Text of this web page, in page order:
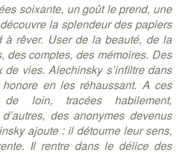
soixante, un goût le prend, une
la splendeur des papiers
à rêver. User de la beauté, de la
des comptes, des mémoires. Des
vies. Alechinsky s’infiltre dans
en les réhaussant. A ces
de loin, tracées habilement,
des anonymes devenus
ajoute : il détourne leur sens,
Il rentre dans le délice des